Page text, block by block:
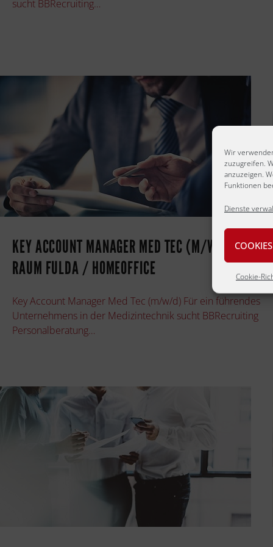
Wir
zuzugreifen.
anzuzeigen.
Funktionen
Dienste
Cookie-
sucht BBRecruiting…
KEY ACCOUNT MANAGER MED TEC (M/W/D),
RAUM FULDA / HOMEOFFICE
Key Account Manager Med Tec (m/w/d) Für ein führendes
Unternehmens in der Medizintechnik sucht BBRecruiting
Personalberatung…